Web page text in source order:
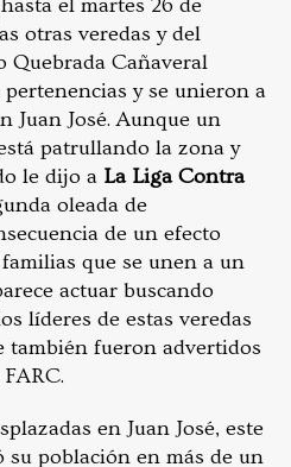
el martes 26 de
otras veredas y del
Quebrada Cañaveral
pertenencias y se unieron a
Juan José. Aunque un
patrullando la zona y
le dijo a La Liga Contra
oleada de
de un efecto
que se unen a un
actuar buscando
líderes de estas veredas
también fueron advertidos
en Juan José, este
población en más de un